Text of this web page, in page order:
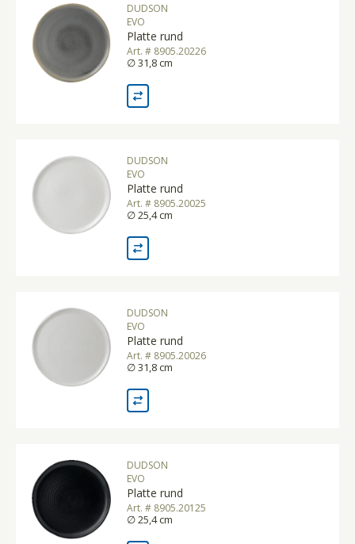
DUDSON
EVO
Platte rund
Art. # 8905.20226
∅ 31,8 cm
DUDSON
EVO
Platte rund
Art. # 8905.20025
∅ 25,4 cm
DUDSON
EVO
Platte rund
Art. # 8905.20026
∅ 31,8 cm
DUDSON
EVO
Platte rund
Art. # 8905.20125
∅ 25,4 cm